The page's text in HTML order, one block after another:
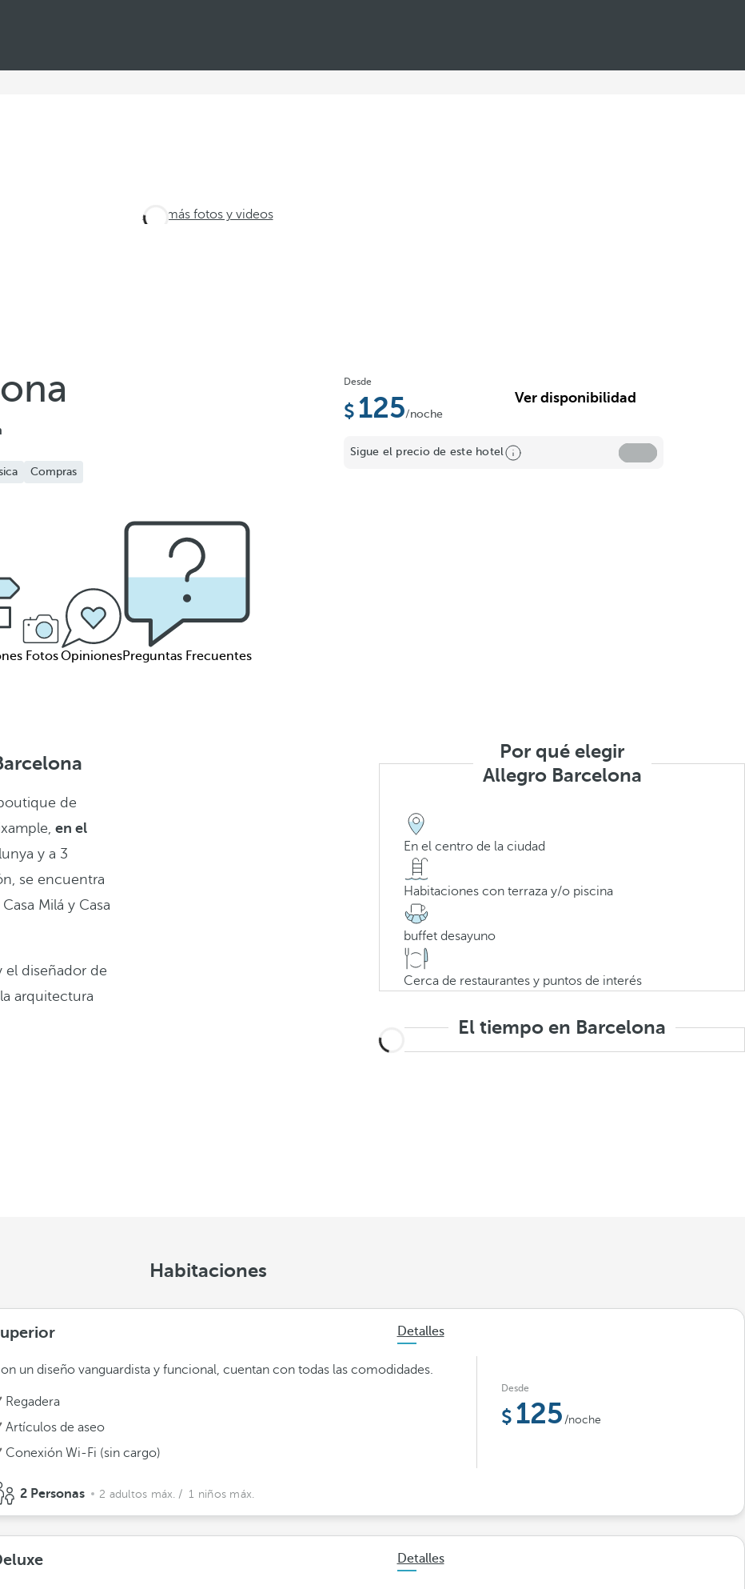
Ver más fotos y videos
Desde
125/noche
Ver disponibilidad
Sigue el precio de este hotel
Compras
FotosOpinionesPreguntas Frecuentes
de
en el
y a 3
se encuentra
Milá y Casa
el diseñador de
arquitectura
Por qué elegir
Allegro Barcelona
En el centro de la ciudad
Habitaciones con terraza y/o piscina
buffet desayuno
Cerca de restaurantes y puntos de interés
El tiempo en Barcelona
Habitaciones
Detalles
un diseño vanguardista y funcional, cuentan con todas las comodidades.
Regadera
Artículos de aseo
Conexión Wi-Fi (sin cargo)
2 Personas 2 adultos máx. / 1 niños máx.
Desde
125 /noche
Detalles